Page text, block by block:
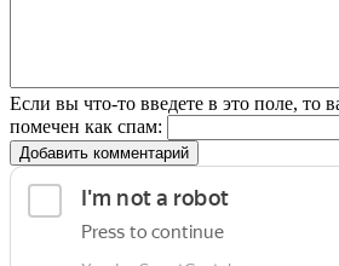
Если вы что-то введете в это поле, то
помечен как спам:
Добавить комментарий